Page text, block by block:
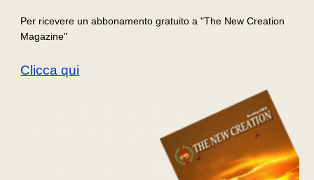
Per ricevere un abbonamento gratuito a "The New Creation
Magazine"
Clicca qui